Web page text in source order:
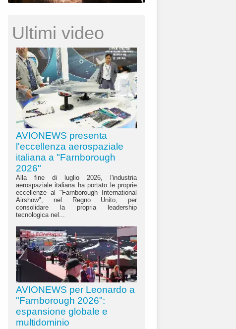
Ultimi video
AVIONEWS presenta
l'eccellenza aerospaziale
italiana a "Farnborough
2026"
Alla fine di luglio 2026, l'industria
aerospaziale italiana ha portato le proprie
eccellenze al "Farnborough International
Airshow", nel Regno Unito, per
consolidare la propria leadership
tecnologica nel...
AVIONEWS per Leonardo a
"Farnborough 2026":
espansione globale e
multidominio